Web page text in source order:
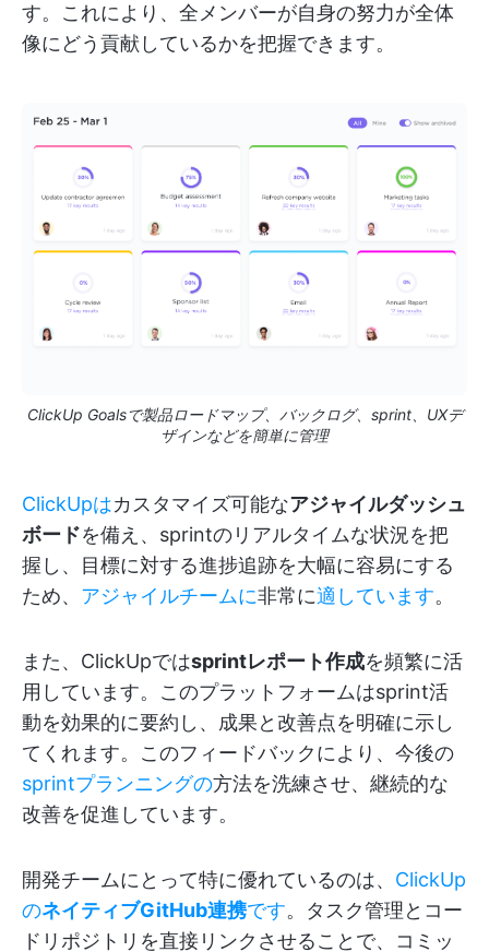
す。これにより、全メンバーが自身の努力が全体
像にどう貢献しているかを把握できます。
ClickUp Goalsで製品ロードマップ、バックログ、sprint、UXデ
ザインなどを簡単に管理
ClickUpはカスタマイズ可能なアジャイルダッシュ
ボードを備え、sprintのリアルタイムな状況を把
握し、目標に対する進捗追跡を大幅に容易にする
ため、 アジャイルチームに非常に適しています。
また、ClickUpではsprintレポート作成を頻繁に活
用しています。このプラットフォームはsprint活
動を効果的に要約し、成果と改善点を明確に示し
てくれます。このフィードバックにより、今後の
sprintプランニングの方法を洗練させ、継続的な
改善を促進しています。
開発チームにとって特に優れているのは、 ClickUp
のネイティブGitHub連携です。タスク管理とコー
ドリポジトリを直接リンクさせることで、コミッ